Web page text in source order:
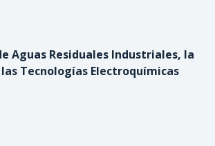
Aguas Residuales Industriales, la
Tecnologías Electroquímicas